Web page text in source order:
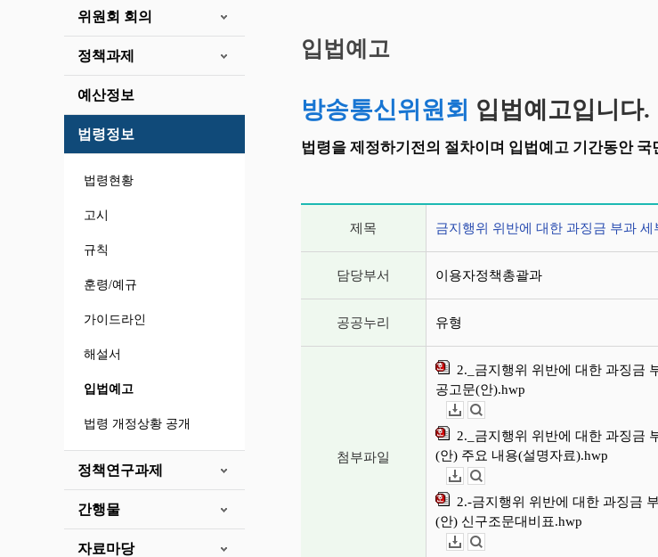
위원회 회의
정책과제
예산정보
법령정보
법령현황
고시
규칙
훈령/예규
가이드라인
해설서
입법예고
법령 개정상황 공개
정책연구과제
간행물
자료마당
시
작
입법예고
방송통신위원회 입법예고입니다.
법령을 제정하기전의 절차이며 입법예고 기간동안
제목 금지행위 위반에 대한 과징금 부과
담당부서 이용자정책총괄과
공공누리 유형
첨부파일
2._금지행위 위반에 대한 과징금
공고문(안).hwp
2._금지행위 위반에 대한 과징금
(안) 주요 내용(설명자료).hwp
2.-금지행위 위반에 대한 과징금
(안) 신구조문대비표.hwp